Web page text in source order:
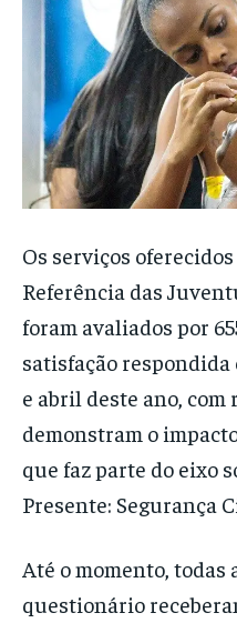
Os serviços
Referência das
foram avaliados por
satisfação
e abril deste ano,
demonstram o
que faz parte do eixo
Presente: Segurança
Até o momento, todas
questionário